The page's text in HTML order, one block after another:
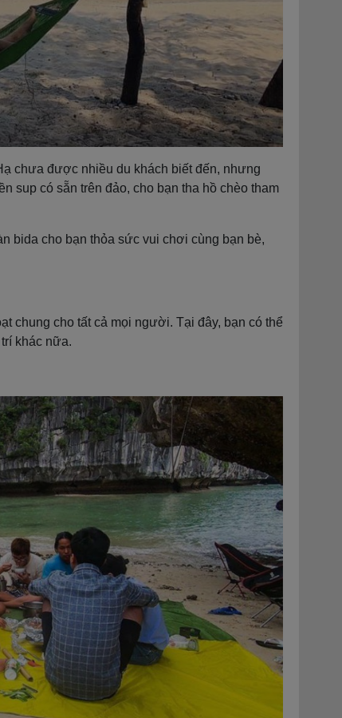
chưa được nhiều du khách biết đến, nhưng
sup có sẵn trên đảo, cho bạn tha hồ chèo tham
bida cho bạn thỏa sức vui chơi cùng bạn bè,
chung cho tất cả mọi người. Tại đây, bạn có thể
khác nữa.